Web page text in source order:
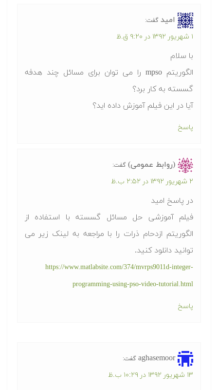
امید گفت:
۱ شهریور ۱۳۹۲ در ۹:۲۰ ق.ظ
با سلام
الگوریتم mpso را می توان برای مسائل چند هدفه
گسسته به کار برد؟
آیا در این فیلم آموزش داده اید؟
پاسخ
(روابط عمومی) گفت:
۲ شهریور ۱۳۹۲ در ۲:۵۲ ب.ظ
در پاسخ امید
فیلم آموزشی حل مسائل گسسته با استفاده از
الگوریتم ازدحام ذرات را با مراجعه به لینک زیر می
توانید دانلود کنید.
https://www.matlabsite.com/374/mvrps9011d-integer-
programming-using-pso-video-tutorial.html
پاسخ
aghasemoor گفت:
۱۳ شهریور ۱۳۹۲ در ۱۰:۲۹ ب.ظ